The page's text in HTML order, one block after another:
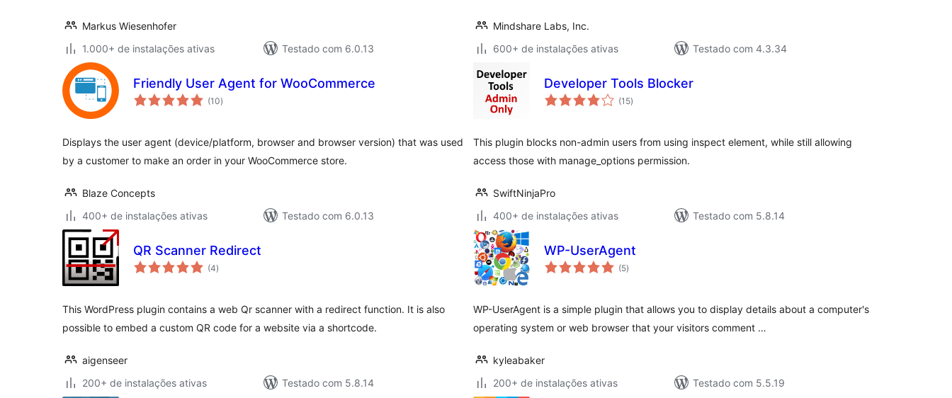
Markus Wiesenhofer
1.000+ de instalações ativas
Testado com 6.0.13
Mindshare Labs, Inc.
600+ de instalações ativas
Testado com 4.3.34
Friendly User Agent for WooCommerce
(10total
de
)
Displays the user agent (device/platform, browser and browser version) that was used
by a customer to make an order in your WooCommerce store.
Blaze Concepts
400+ de instalações ativas
Testado com 6.0.13
Developer Tools Blocker
(15total
de
)
This plugin blocks non-admin users from using inspect element, while still allowing
access those with manage_options permission.
SwiftNinjaPro
400+ de instalações ativas
Testado com 5.8.14
QR Scanner Redirect
(4total
de
)
This WordPress plugin contains a web Qr scanner with a redirect function. It is also
possible to embed a custom QR code for a website via a shortcode.
aigenseer
200+ de instalações ativas
Testado com 5.8.14
WP-UserAgent
(5total
de
)
WP-UserAgent is a simple plugin that allows you to display details about a computer's
operating system or web browser that your visitors comment …
kyleabaker
200+ de instalações ativas
Testado com 5.5.19